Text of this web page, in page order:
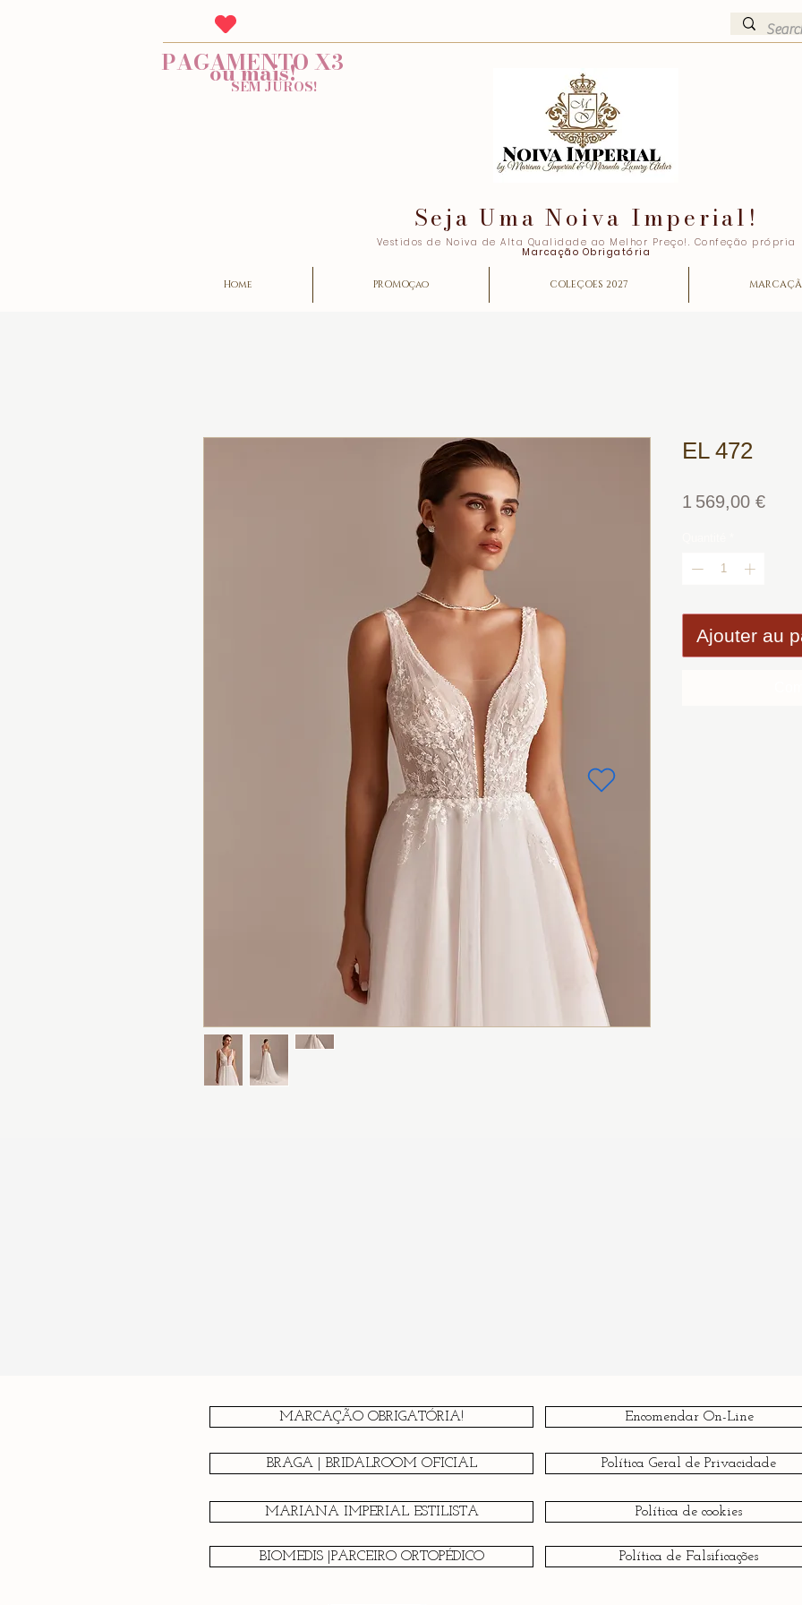
PAGAMENTO X3
ou mais!
SEM JUROS!
Seja Uma Noiva Imperial!
Vestidos de Noiva de Alta Qualidade ao Melhor Preço!. Confeção própria
Marcação Obrigatória
Home PROMOçao COLEÇOES 2027
EL 472
1 569,00 €Prix
Ajouter au
MARCAÇÃO OBRIGATÓRIA! Encomendar On-Line
BRAGA | BRIDALROOM OFICIAL Política Geral de Privacidade
MARIANA IMPERIAL ESTILISTA
BIOMEDIS |PARCEIRO ORTOPÉDICO
Política de cookies
Política de Falsificações